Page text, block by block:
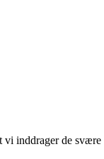
vi inddrager de svære